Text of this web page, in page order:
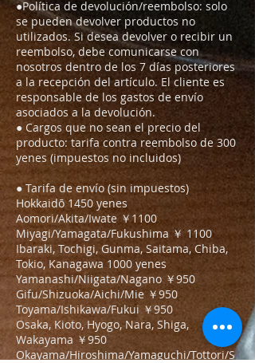
●Política de devolución/reembolso: solo
se pueden devolver productos no
utilizados. Si desea devolver o recibir un
reembolso, debe comunicarse con
nosotros dentro de los 7 días posteriores
a la recepción del artículo. El cliente es
responsable de los gastos de envío
asociados a la devolución.
● Cargos que no sean el precio del
producto: tarifa contra reembolso de 300
yenes (impuestos no incluidos)
● Tarifa de envío (sin impuestos)
Hokkaidō 1450 yenes
Aomori/Akita/Iwate ￥1100
Miyagi/Yamagata/Fukushima ￥ 1100
Ibaraki, Tochigi, Gunma, Saitama, Chiba,
Tokio, Kanagawa 1000 yenes
Yamanashi/Niigata/Nagano ￥950
Gifu/Shizuoka/Aichi/Mie ￥950
Toyama/Ishikawa/Fukui ￥950
Osaka, Kioto, Hyogo, Nara, Shiga,
Wakayama ￥950
Okayama/Hiroshima/Yamaguchi/Tottori/S